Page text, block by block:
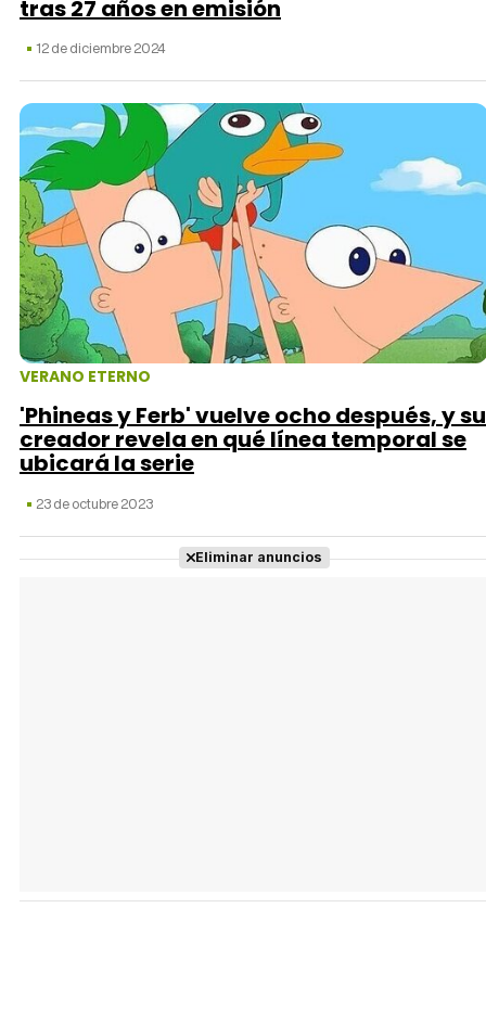
tras 27 años en emisión
12 de diciembre 2024
VERANO ETERNO
'Phineas y Ferb' vuelve ocho después, y su
creador revela en qué línea temporal se
ubicará la serie
23 de octubre 2023
Eliminar anuncios